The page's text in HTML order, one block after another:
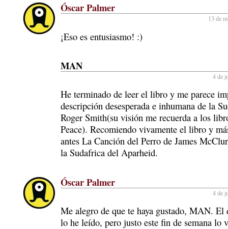
Óscar Palmer
13 de
¡Eso es entusiasmo! :)
MAN
4 de
He terminado de leer el libro y me parece
descripción desesperada e inhumana de la
Roger Smith(su visión me recuerda a los
Peace). Recomiendo vivamente el libro y
antes La Canción del Perro de James
la Sudafrica del Aparheid.
Óscar Palmer
4 de
Me alegro de que te haya gustado, MAN. El
lo he leído, pero justo este fin de semana lo